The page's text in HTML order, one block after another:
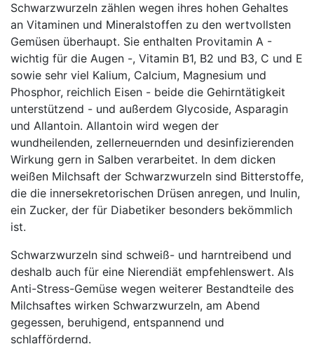
Schwarzwurzeln zählen wegen ihres hohen Gehaltes
an Vitaminen und Mineralstoffen zu den wertvollsten
Gemüsen überhaupt. Sie enthalten Provitamin A -
wichtig für die Augen -, Vitamin B1, B2 und B3, C und E
sowie sehr viel Kalium, Calcium, Magnesium und
Phosphor, reichlich Eisen - beide die Gehirntätigkeit
unterstützend - und außerdem Glycoside, Asparagin
und Allantoin. Allantoin wird wegen der
wundheilenden, zellerneuernden und desinfizierenden
Wirkung gern in Salben verarbeitet. In dem dicken
weißen Milchsaft der Schwarzwurzeln sind Bitterstoffe,
die die innersekretorischen Drüsen anregen, und Inulin,
ein Zucker, der für Diabetiker besonders bekömmlich
ist.
Schwarzwurzeln sind schweiß- und harntreibend und
deshalb auch für eine Nierendiät empfehlenswert. Als
Anti-Stress-Gemüse wegen weiterer Bestandteile des
Milchsaftes wirken Schwarzwurzeln, am Abend
gegessen, beruhigend, entspannend und
schlaffördernd.